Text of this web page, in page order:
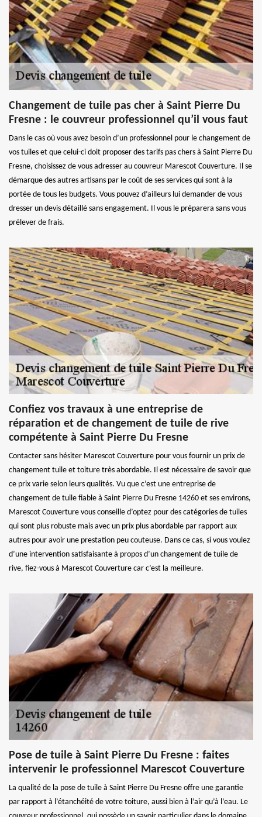
Changement de tuile pas cher à Saint Pierre Du
Fresne : le couvreur professionnel qu’il vous faut
Dans le cas où vous avez besoin d’un professionnel pour le changement de
vos tuiles et que celui-ci doit proposer des tarifs pas chers à Saint Pierre Du
Fresne, choisissez de vous adresser au couvreur Marescot Couverture. Il se
démarque des autres artisans par le coût de ses services qui sont à la
portée de tous les budgets. Vous pouvez d’ailleurs lui demander de vous
dresser un devis détaillé sans engagement. Il vous le préparera sans vous
prélever de frais.
Confiez vos travaux à une entreprise de
réparation et de changement de tuile de rive
compétente à Saint Pierre Du Fresne
Contacter sans hésiter Marescot Couverture pour vous fournir un prix de
changement tuile et toiture très abordable. Il est nécessaire de savoir que
ce prix varie selon leurs qualités. Vu que c’est une entreprise de
changement de tuile fiable à Saint Pierre Du Fresne 14260 et ses environs,
Marescot Couverture vous conseille d’optez pour des catégories de tuiles
qui sont plus robuste mais avec un prix plus abordable par rapport aux
autres pour avoir une prestation peu couteuse. Dans ce cas, si vous voulez
d’une intervention satisfaisante à propos d’un changement de tuile de
rive, fiez-vous à Marescot Couverture car c’est la meilleure.
Pose de tuile à Saint Pierre Du Fresne : faites
intervenir le professionnel Marescot Couverture
La qualité de la pose de tuile à Saint Pierre Du Fresne offre une garantie
par rapport à l’étanchéité de votre toiture, aussi bien à l’air qu’à l’eau. Le